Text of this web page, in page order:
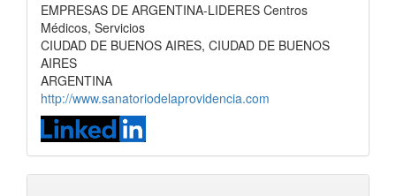
EMPRESAS DE ARGENTINA-LIDERES Centros
Médicos, Servicios
CIUDAD DE BUENOS AIRES, CIUDAD DE BUENOS
AIRES
ARGENTINA
http://www.sanatoriodelaprovidencia.com